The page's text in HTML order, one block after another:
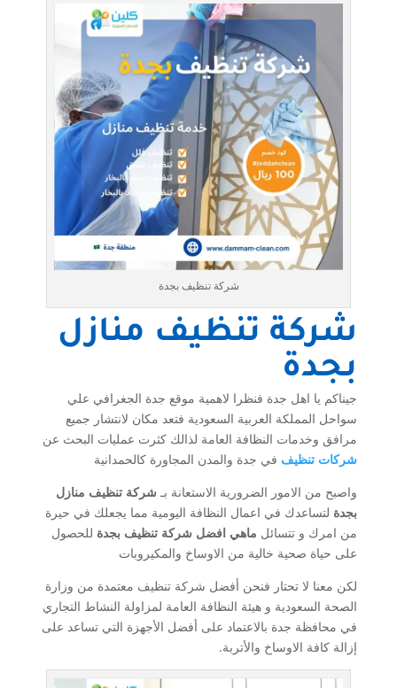
شركة تنظيف بجدة
شركة تنظيف منازل
بجدة
جيناكم يا اهل جدة فنظرا لاهمية موقع جدة الجغرافي علي
سواحل المملكة العربية السعودية فتعد مكان لانتشار جميع
مرافق وخدمات النظافة العامة لذالك كثرت عمليات البحث عن
شركات تنظيف في جدة والمدن المجاورة كالحمدانية
واصبح من الامور الضرورية الاستعانة بـ شركة تنظيف منازل
بجدة لتساعدك في اعمال النظافة اليومية مما يجعلك في حيرة
من امرك و تتسائل ماهي افضل شركة تنظيف بجدة للحصول
على حياة صحية خالية من الاوساخ والمكيروبات
لكن معنا لا تحتار فنحن أفضل شركة تنظيف معتمدة من وزارة
الصحة السعودية و هيئة النظافة العامة لمزاولة النشاط التجاري
في محافظة جدة بالاعتماد على أفضل الأجهزة التي تساعد على
إزالة كافة الاوساخ والأتربة.